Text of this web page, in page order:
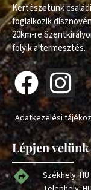
Kertészetünk
foglalkozik
20km-re
folyik a termesztés.
Adatkezelési
Lépjen
Székhely: